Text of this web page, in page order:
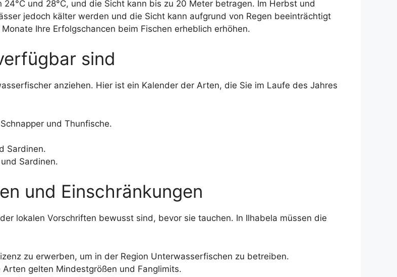
und 28°C, und die Sicht kann bis zu 20 Meter betragen. Im Herbst und
jedoch kälter werden und die Sicht kann aufgrund von Regen beeinträchtigt
Ihre Erfolgschancen beim Fischen erheblich erhöhen.
sind
anziehen. Hier ist ein Kalender der Arten, die Sie im Laufe des Jahres
und Thunfische.
Sardinen.
Sardinen.
und Einschränkungen
lokalen Vorschriften bewusst sind, bevor sie tauchen. In Ilhabela müssen die
zu erwerben, um in der Region Unterwasserfischen zu betreiben.
gelten Mindestgrößen und Fanglimits.